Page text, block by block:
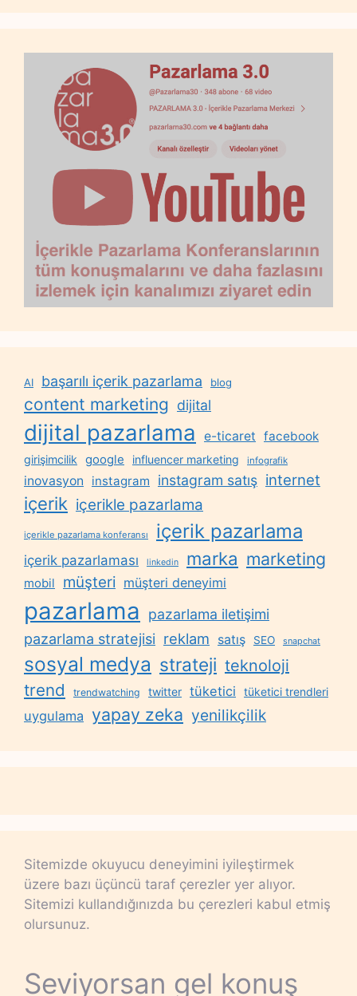
AI başarılı içerik pazarlama blog
content marketing dijital
dijital pazarlama e-ticaret facebook
girişimcilik google influencer marketing infografik
inovasyon instagram instagram satış internet
içerik içerikle pazarlama
içerikle pazarlama konferansı içerik pazarlama
içerik pazarlaması linkedin marka marketing
mobil müşteri müşteri deneyimi
pazarlama
pazarlama iletişimi
pazarlama stratejisi reklam satış SEO snapchat
sosyal medya strateji teknoloji
trend trendwatching twitter tüketici tüketici trendleri
uygulama yapay zeka yenilikçilik
Sitemizde okuyucu deneyimini iyileştirmek
üzere bazı üçüncü taraf çerezler yer alıyor.
Sitemizi kullandığınızda bu çerezleri kabul etmiş
olursunuz.
Seviyorsan gel konuş